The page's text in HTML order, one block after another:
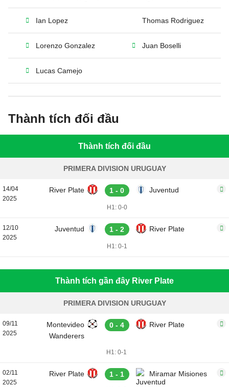
Ian Lopez Thomas Rodriguez
Lorenzo Gonzalez Juan Boselli
Lucas Camejo
Thành tích đối đầu
Thành tích đối đầu
PRIMERA DIVISION URUGUAY
14/04
2025
River Plate 1 - 0 Juventud
H1: 0-0
12/10
2025
Juventud 1 - 2 River Plate
H1: 0-1
Thành tích gần đây River Plate
PRIMERA DIVISION URUGUAY
09/11
2025
Montevideo
Wanderers
0 - 4 River Plate
H1: 0-1
02/11
2025
River Plate 1 - 1 Miramar Misiones